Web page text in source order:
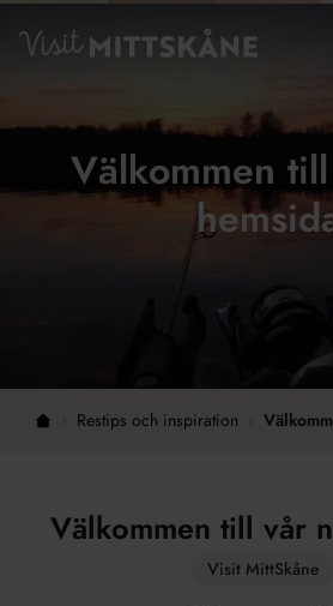
Hoppa till huvudinnehållet
Visit
Välkommen
Hem Restips och inspiration
Välkommen till vår
Visit MittSkåne